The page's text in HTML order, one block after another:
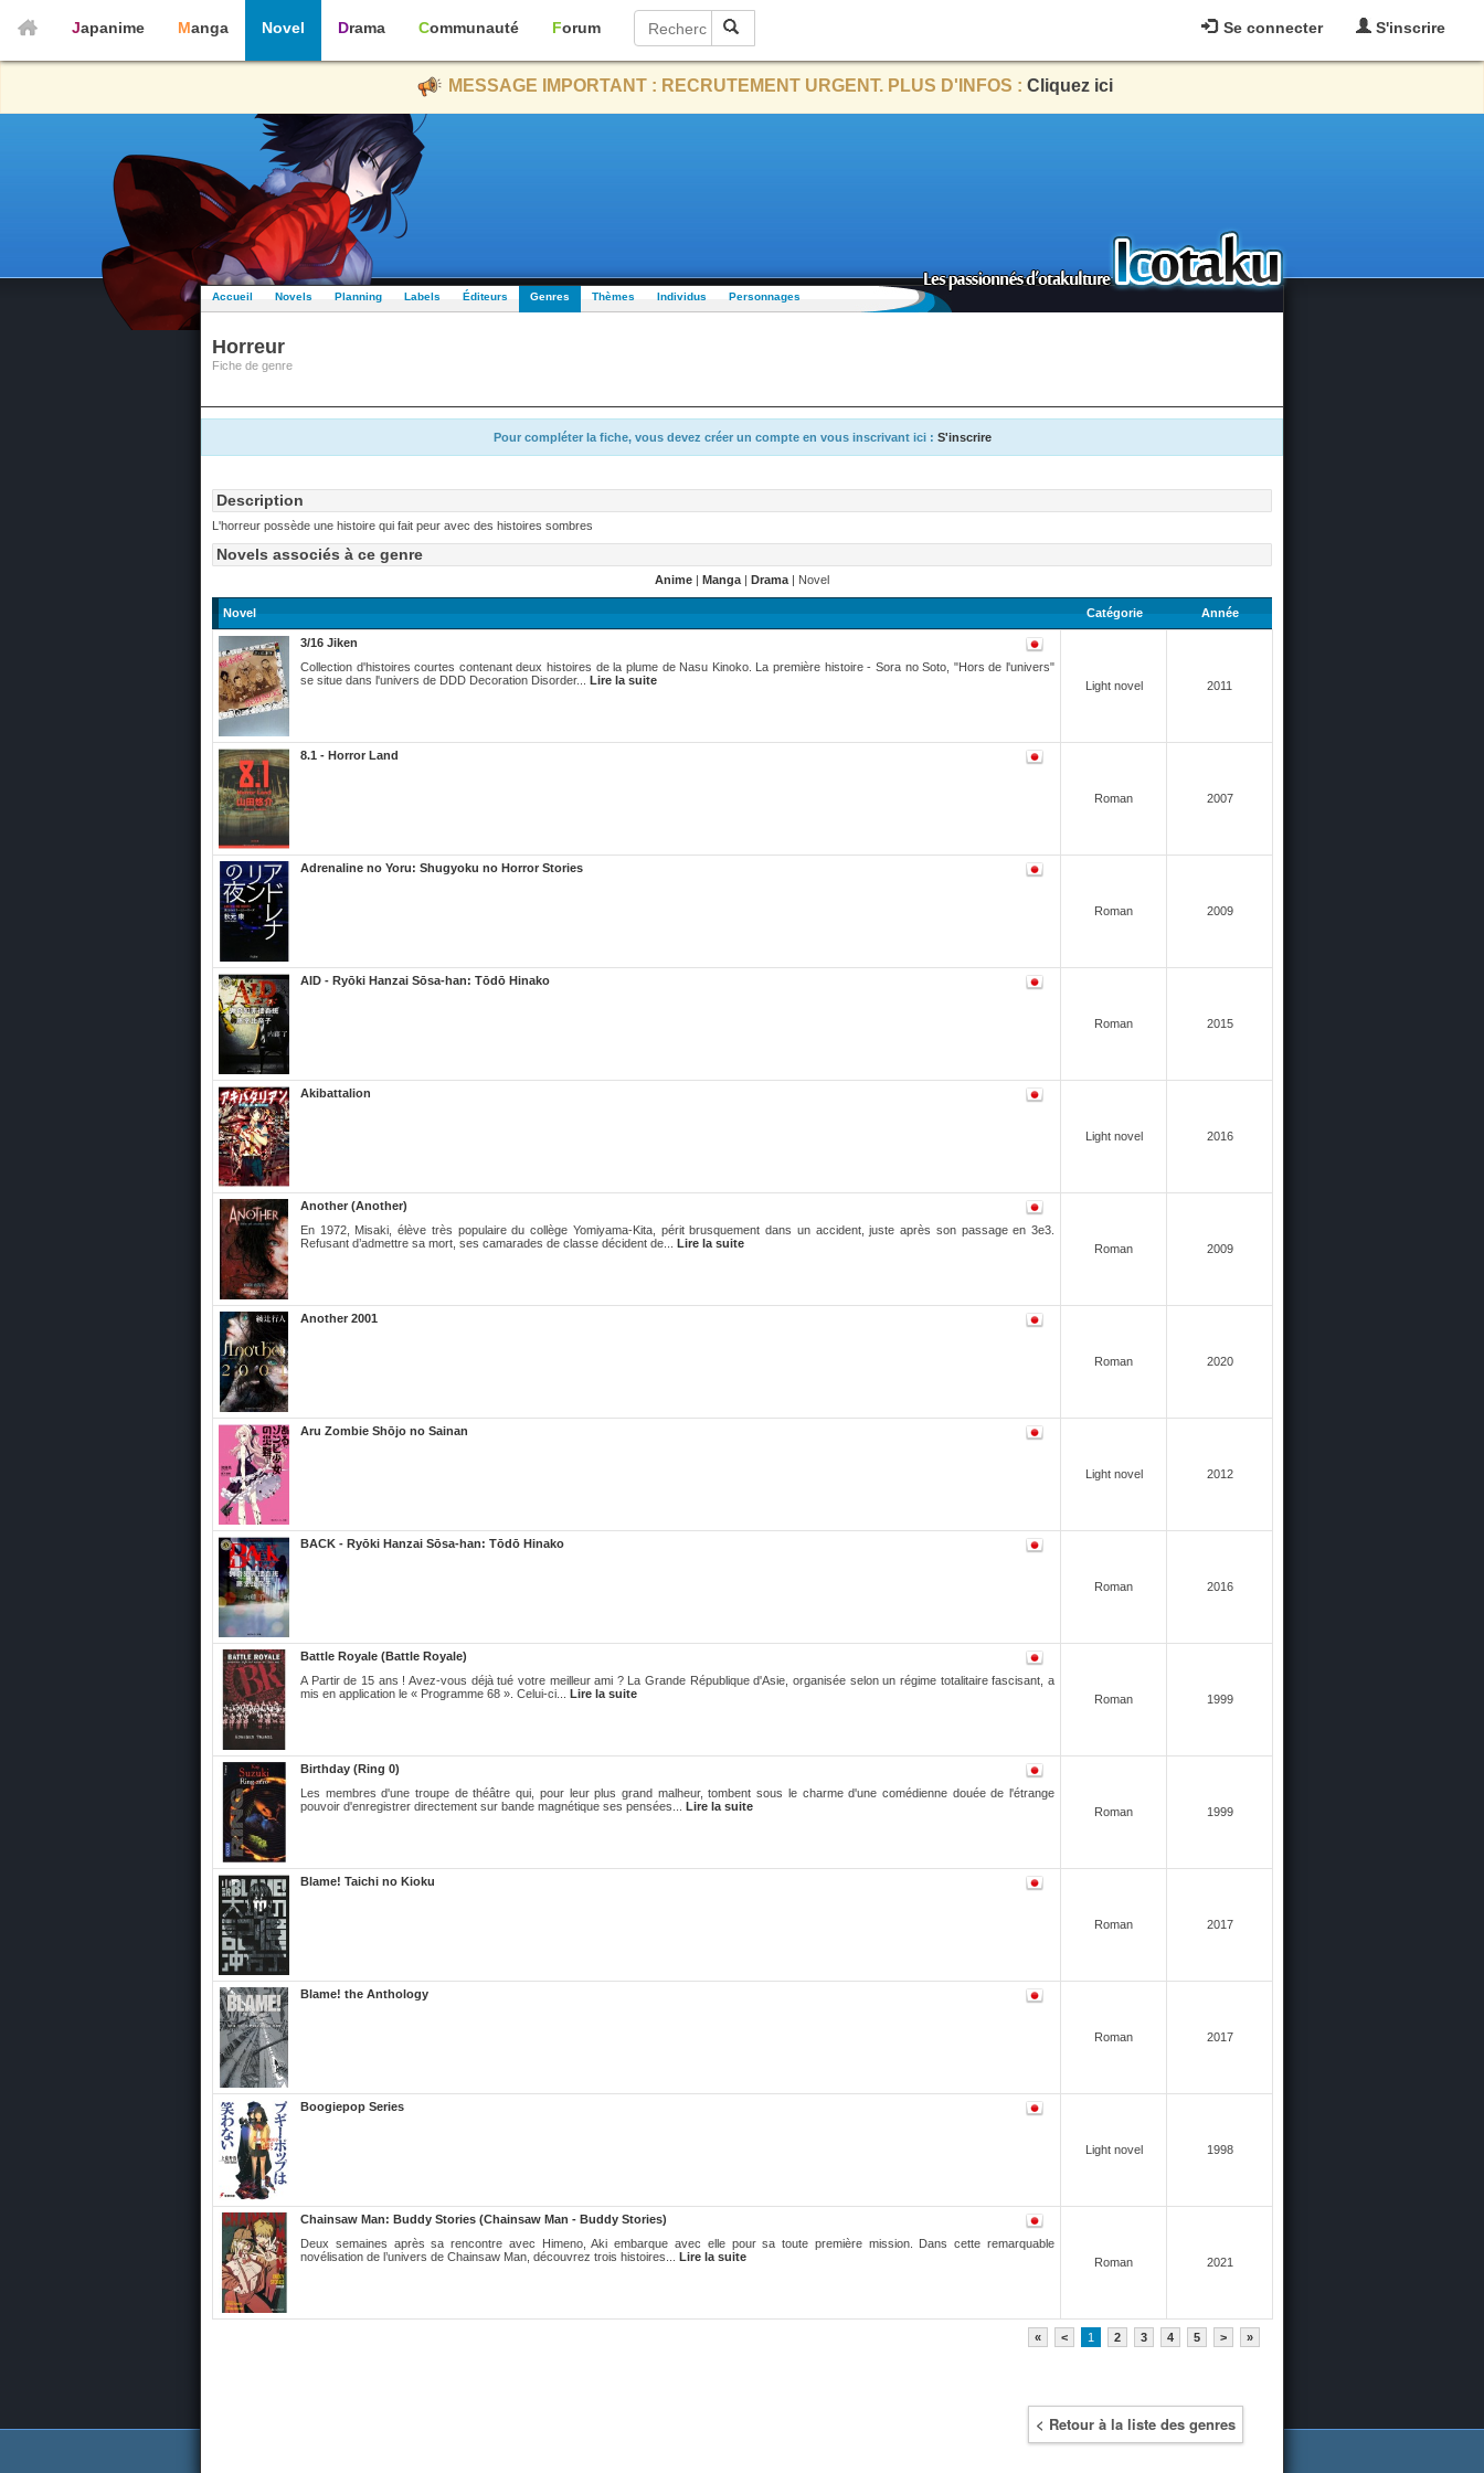
Se connecter S'inscrire
Japanime Manga Novel Drama Communauté Forum
MESSAGE IMPORTANT : RECRUTEMENT URGENT. PLUS D'INFOS : Cliquez ici
Accueil Novels Planning Labels Éditeurs Genres Thèmes Individus Personnages
Horreur
Fiche de genre
Pour compléter la fiche, vous devez créer un compte en vous inscrivant ici : S'inscrire
Description
L'horreur possède une histoire qui fait peur avec des histoires sombres
Novels associés à ce genre
Anime | Manga | Drama | Novel
Novel Catégorie Année
3/16 Jiken
Collection d'histoires courtes contenant deux histoires de la plume de Nasu Kinoko. La première histoire - Sora no Soto, "Hors de l'univers"
se situe dans l'univers de DDD Decoration Disorder... Lire la suite Light novel 2011
8.1 - Horror Land
Roman 2007
Adrenaline no Yoru: Shugyoku no Horror Stories
Roman 2009
AID - Ryōki Hanzai Sōsa-han: Tōdō Hinako
Roman 2015
Akibattalion
Light novel 2016
Another (Another)
En 1972, Misaki, élève très populaire du collège Yomiyama-Kita, périt brusquement dans un accident, juste après son passage en 3e3.
Refusant d’admettre sa mort, ses camarades de classe décident de... Lire la suite Roman 2009
Another 2001
Roman 2020
Aru Zombie Shōjo no Sainan
Light novel 2012
BACK - Ryōki Hanzai Sōsa-han: Tōdō Hinako
Roman 2016
Battle Royale (Battle Royale)
A Partir de 15 ans ! Avez-vous déjà tué votre meilleur ami ? La Grande République d'Asie, organisée selon un régime totalitaire fascisant, a
mis en application le « Programme 68 ». Celui-ci... Lire la suite Roman 1999
Birthday (Ring 0)
Les membres d'une troupe de théâtre qui, pour leur plus grand malheur, tombent sous le charme d'une comédienne douée de l'étrange
pouvoir d'enregistrer directement sur bande magnétique ses pensées... Lire la suite Roman 1999
Blame! Taichi no Kioku
Roman 2017
Blame! the Anthology
Roman 2017
Boogiepop Series
Light novel 1998
Chainsaw Man: Buddy Stories (Chainsaw Man - Buddy Stories)
Deux semaines après sa rencontre avec Himeno, Aki embarque avec elle pour sa toute première mission. Dans cette remarquable
novélisation de l’univers de Chainsaw Man, découvrez trois histoires... Lire la suite Roman 2021
« < 1 2 3 4 5 > »
< Retour à la liste des genres